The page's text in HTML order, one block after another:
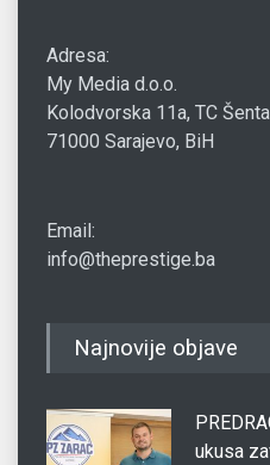
Adresa:
My Media d.o.o.
Kolodvorska 11a, TC
71000 Sarajevo, BiH
Email:
info@theprestige.ba
Najnovije objave
ukusa